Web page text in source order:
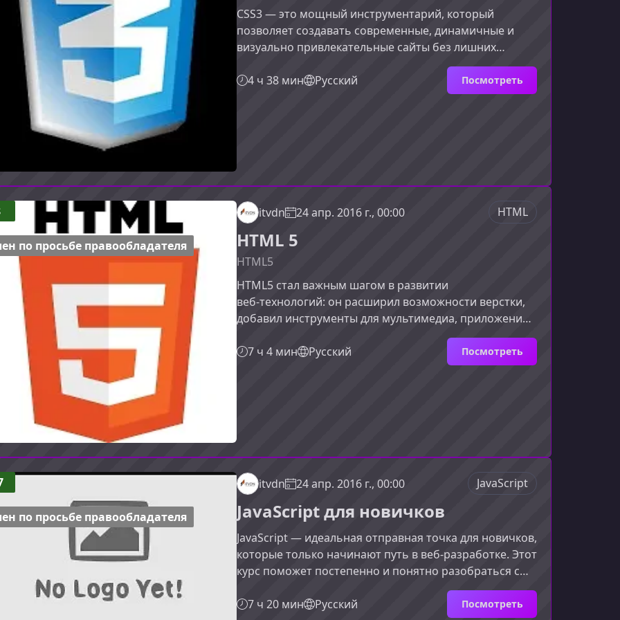
CSS3 — это мощный инструментарий, который
позволяет создавать современные, динамичные и
визуально привлекательные сайты без лишних
библиотек и громоздкого JavaScript. Этот курс
поможет тебе прокачать навыки оформления и
анимации интерфейсов, сделав твою разработку
4 ч 38 мин Русский Посмотреть
itvdn 24 апр. 2016 г., 00:00 HTML
HTML 5
HTML5
HTML5 стал важным шагом в развитии
веб‑технологий: он расширил возможности верстки,
добавил инструменты для мультимедиа, приложений
и интерактивности. Этот курс поможет тем, кто уже
знаком с основами HTML, углубить свои знания и
перейти на современный стандарт, максимально
7 ч 4 мин Русский Посмотреть
по просьбе правообладателя
itvdn 24 апр. 2016 г., 00:00 JavaScript
JavaScript для новичков
JavaScript — идеальная отправная точка для новичков,
которые только начинают путь в веб‑разработке. Этот
курс поможет постепенно и понятно разобраться с
основами языка, освоить ключевые концепции и
перейти к практическим навыкам, необходимым для
7 ч 20 мин Русский Посмотреть
по просьбе правообладателя